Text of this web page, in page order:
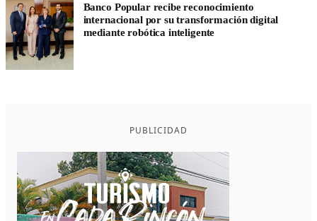
Banco Popular recibe reconocimiento
internacional por su transformación digital
mediante robótica inteligente
PUBLICIDAD